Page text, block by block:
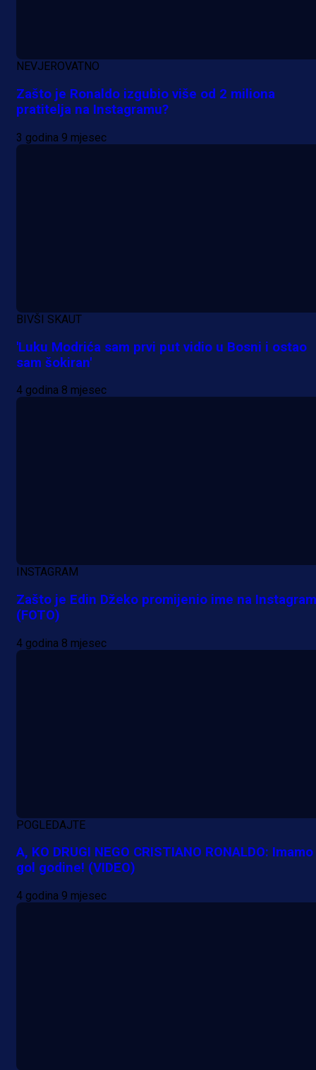
NEVJEROVATNO
Zašto je Ronaldo izgubio više od 2 miliona
pratitelja na Instagramu?
3 godina 9 mjesec
BIVŠI SKAUT
'Luku Modrića sam prvi put vidio u Bosni i ostao
sam šokiran'
4 godina 8 mjesec
INSTAGRAM
Zašto je Edin Džeko promijenio ime na
(FOTO)
4 godina 8 mjesec
POGLEDAJTE
A, KO DRUGI NEGO CRISTIANO RONALDO: Imamo
gol godine! (VIDEO)
4 godina 9 mjesec